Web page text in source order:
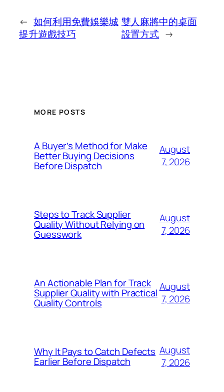
← 如何利用免費娛樂城
提升遊戲技巧
雙人麻將中的桌面
設置方式 →
MORE POSTS
A Buyer’s Method for Make
Better Buying Decisions
Before Dispatch
August
7, 2026
Steps to Track Supplier
Quality Without Relying on
Guesswork
August
7, 2026
An Actionable Plan for Track
Supplier Quality with Practical
Quality Controls
August
7, 2026
Why It Pays to Catch Defects
Earlier Before Dispatch
August
7, 2026